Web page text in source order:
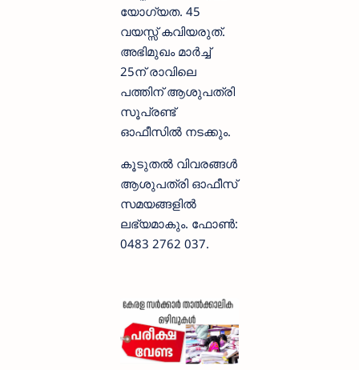
യോഗ്യത. 45
വയസ്സ് കവിയരുത്.
അഭിമുഖം മാർച്ച്
25ന് രാവിലെ
പത്തിന് ആശുപത്രി
സൂപ്രണ്ട്
ഓഫീസിൽ നടക്കും.
കൂടുതൽ വിവരങ്ങൾ
ആശുപത്രി ഓഫീസ്
സമയങ്ങളിൽ
ലഭ്യമാകും. ഫോൺ:
0483 2762 037.